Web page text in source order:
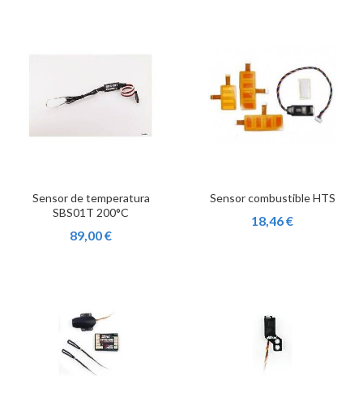
Sensor de temperatura
SBS01T 200°C
89,00 €
Sensor combustible HTS
18,46 €